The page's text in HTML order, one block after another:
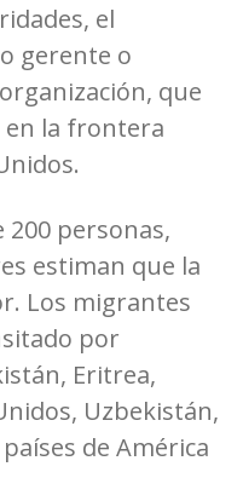
el
gerente o
que
en la frontera
200 personas,
estiman que la
Los migrantes
por
Eritrea,
Uzbekistán,
de América